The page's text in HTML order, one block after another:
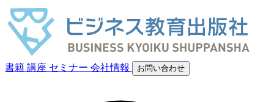
書籍 講座 セミナー 会社情報 お問い合わせ